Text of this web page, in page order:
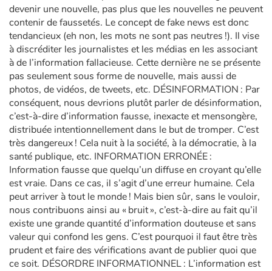
devenir une nouvelle, pas plus que les nouvelles ne peuvent
contenir de faussetés. Le concept de fake news est donc
tendancieux (eh non, les mots ne sont pas neutres !). Il vise
à discréditer les journalistes et les médias en les associant
à de l’information fallacieuse. Cette dernière ne se présente
pas seulement sous forme de nouvelle, mais aussi de
photos, de vidéos, de tweets, etc. DÉSINFORMATION : Par
conséquent, nous devrions plutôt parler de désinformation,
c’est-à-dire d’information fausse, inexacte et mensongère,
distribuée intentionnellement dans le but de tromper. C’est
très dangereux ! Cela nuit à la société, à la démocratie, à la
santé publique, etc. INFORMATION ERRONÉE :
Information fausse que quelqu’un diffuse en croyant qu’elle
est vraie. Dans ce cas, il s’agit d’une erreur humaine. Cela
peut arriver à tout le monde ! Mais bien sûr, sans le vouloir,
nous contribuons ainsi au « bruit », c’est-à-dire au fait qu’il
existe une grande quantité d’information douteuse et sans
valeur qui confond les gens. C’est pourquoi il faut être très
prudent et faire des vérifications avant de publier quoi que
ce soit. DÉSORDRE INFORMATIONNEL : L’information est